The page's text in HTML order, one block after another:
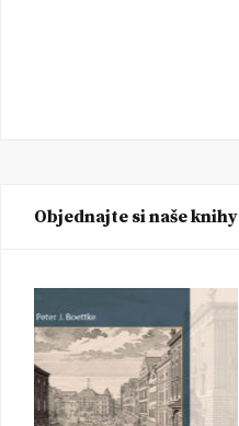
Objednajte si naše knihy